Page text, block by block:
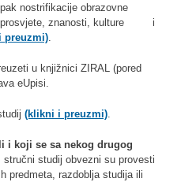
nostrifikacije obrazovne
prosvjete, znanosti, kulture i
preuzmi).
u knjižnici ZIRAL (pored
eUpisi.
(klikni i preuzmi).
i koji se sa nekog drugog
stručni studij obvezni su provesti
predmeta, razdoblja studija ili